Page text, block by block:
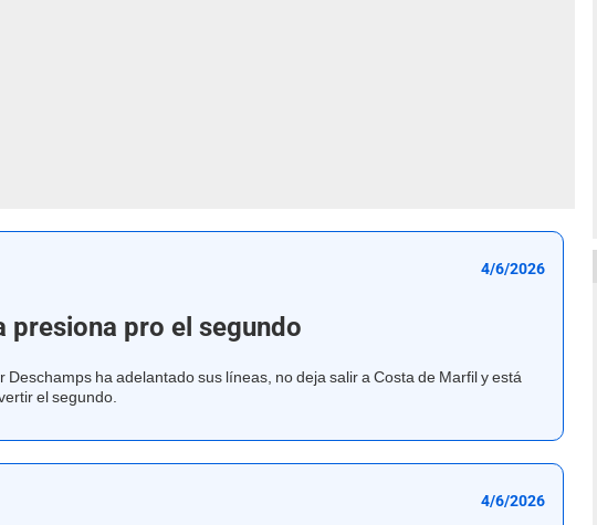
4/6/2026
presiona pro el segundo
Deschamps ha adelantado sus líneas, no deja salir a Costa de Marfil y está
el segundo.
4/6/2026